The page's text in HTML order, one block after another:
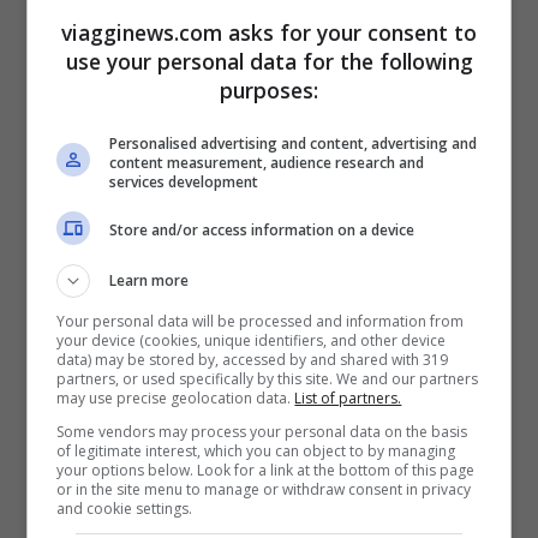
ammirare un quadro per
“Avvenne nei primi anni 2000. Ero giovane,
famoso,giocavo nella Juventus.
tutto per essere felice. Eppure sentii di
aver perso la gioia di vivere e di sentirmi
costretto per forza di cose a convivere in
maniera forzata con questo forte
malessere interiore. Anche il fatto di dover
sempre dare prove di grande valore
sportivo in campo non mi aiutava, con
tutta la pressione che ne scaturiva”. Buffon
viagginews.com asks for your consent to
use your personal data for the following
purposes:
Personalised advertising and content, advertising and
content measurement, audience research and
services development
Store and/or access information on a device
Learn more
Your personal data will be processed and information from
your device (cookies, unique identifiers, and other device
data) may be stored by, accessed by and shared with 319
partners, or used specifically by this site. We and our partners
may use precise geolocation data. List of partners.
Some vendors may process your personal data on the basis
of legitimate interest, which you can object to by managing
your options below. Look for a link at the bottom of this page
or in the site menu to manage or withdraw consent in privacy
and cookie settings.